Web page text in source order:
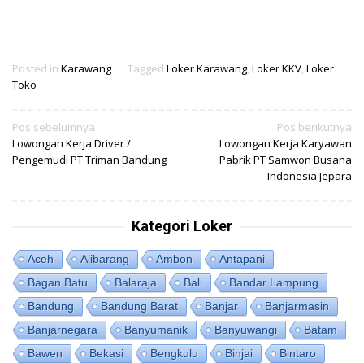
Posted in Karawang Tagged Loker Karawang, Loker KKV, Loker
Toko
Navigasi
pos
Pos sebelumnya
Lowongan Kerja Driver /
Pengemudi PT Triman Bandung
Pos berikutnya
Lowongan Kerja Karyawan
Pabrik PT Samwon Busana
Indonesia Jepara
Kategori Loker
Aceh Ajibarang Ambon
Antapani
Bagan Batu
Balaraja Bali
Bandar Lampung
Bandung
Bandung Barat Banjar
Banjarmasin
Banjarnegara
Banyumanik Banyuwangi
Batam
Bawen
Bekasi Bengkulu Binjai
Bintaro